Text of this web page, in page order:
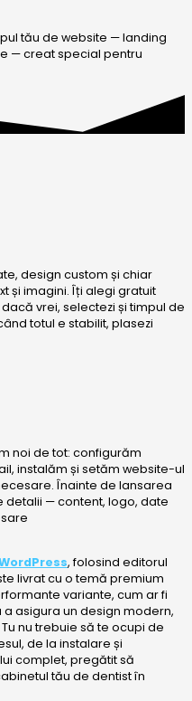
tău de website — landing
— creat special pentru
design custom și chiar
și imagini. Îți alegi gratuit
vrei, selectezi și timpul de
totul e stabilit, plasezi
noi de tot: configurăm
instalăm și setăm website-ul
Înainte de lansarea
detalii — content, logo, date
, folosind editorul
livrat cu o temă premium
variante, cum ar fi
a asigura un design modern,
nu trebuie să te ocupi de
de la instalare și
complet, pregătit să
tău de dentist în